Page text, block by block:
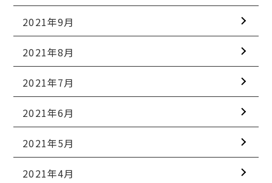
2021年9月
2021年8月
2021年7月
2021年6月
2021年5月
2021年4月